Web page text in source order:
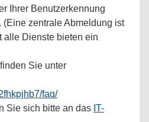
Ihrer Benutzerkennung
zentrale Abmeldung ist
alle Dienste bieten ein
Sie unter
faq/
Sie sich bitte an das IT-